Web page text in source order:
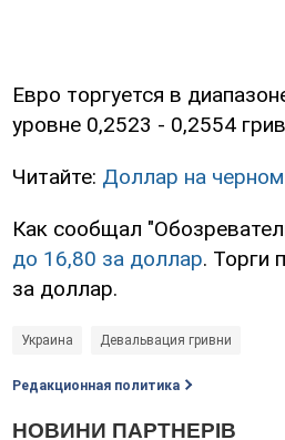
Евро торгуется в
уровне 0,2523 - 0,2554
Читайте: Доллар на
Как сообщал
до 16,80 за доллар. Торги
за доллар.
Украина Девальвация гривни
Редакционная политика